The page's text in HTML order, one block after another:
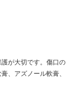
が大切です。傷口の
、アズノール軟膏、